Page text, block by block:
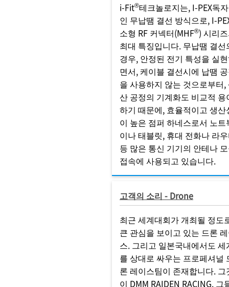
i-Fit®테크놀로지는, I-PEX독
인 무납땜 결선 방식으로, I-
소형 RF 커넥터(MHF®) 시리
최대 특징입니다. 무납땜 결선
경우, 안정된 전기 특성을 실
면서, 케이블 결선시에 납땜
을 사용하지 않는 것으로부터,
산 공정의 기계화도 비교적 용
하기 때문에, 효율적이고 생산
이 높은 점퍼 하네스로서 노트
이나 태블릿, 휴대 전화나 라
등 많은 통신 기기의 안테나
접속에 사용되고 있습니다.
고객의 소리 - Drone
최근 세계대회가 개최될 정도
큰 관심을 보이고 있는 드론
스. 그리고 일본국내에서도 세
를 상대로 싸우는 프로페셔널
론 레이스팀이 존재합니다. 그
이 DMM RAIDEN RACING. 그